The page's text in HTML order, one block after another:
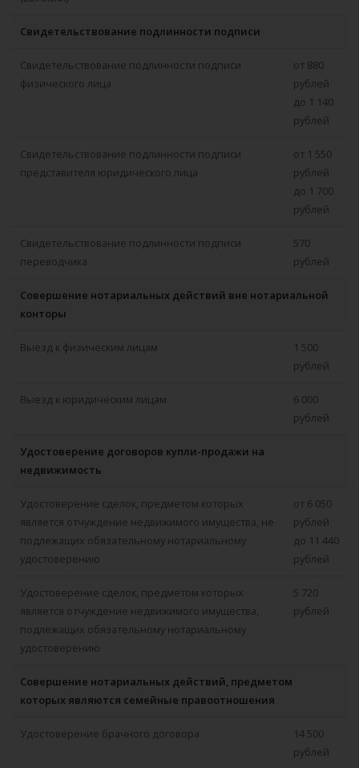
Свидетельствование подлинности подписи
Свидетельствование подлинности подписи
физического лица
от 880
рублей
до 1 140
рублей
Свидетельствование подлинности подписи
представителя юридического лица
от 1 550
рублей
до 1 700
рублей
Свидетельствование подлинности подписи
переводчика
570
рублей
Совершение нотариальных действий вне нотариальной
конторы
Выезд к физическим лицам
1 500
рублей
Выезд к юридическим лицам
6 000
рублей
Удостоверение договоров купли-продажи на
недвижимость
Удостоверение сделок, предметом которых
является отчуждение недвижимого имущества, не
подлежащих обязательному нотариальному
удостоверению
от 6 050
рублей
до 11 440
рублей
Удостоверение сделок, предметом которых
является отчуждение недвижимого имущества,
подлежащих обязательному нотариальному
удостоверению
5 720
рублей
Совершение нотариальных действий, предметом
которых являются семейные правоотношения
Удостоверение брачного договора
14 500
рублей